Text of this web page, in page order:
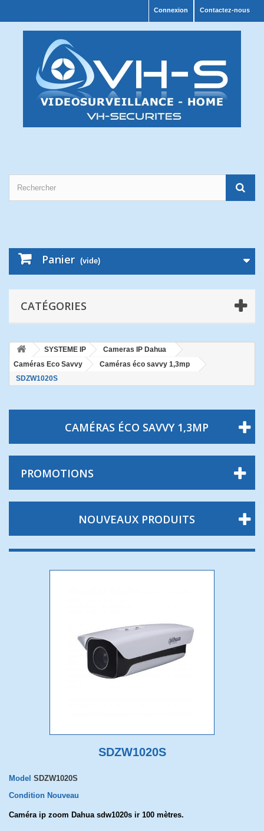
Contactez-nous
Connexion
Panier (vide)
CATÉGORIES
SYSTEME IP
Cameras IP Dahua
Caméras Eco Savvy
Caméras éco savvy 1,3mp
SDZW1020S
CAMÉRAS ÉCO SAVVY 1,3MP
PROMOTIONS
NOUVEAUX PRODUITS
SDZW1020S
Model SDZW1020S
Condition Nouveau
Caméra ip zoom Dahua sdw1020s ir 100 mètres.